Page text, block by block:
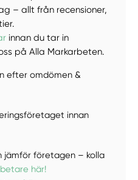
– allt från recensioner,
innan du tar in
på Alla Markarbeten.
efter omdömen &
innan
jämför företagen – kolla
här!